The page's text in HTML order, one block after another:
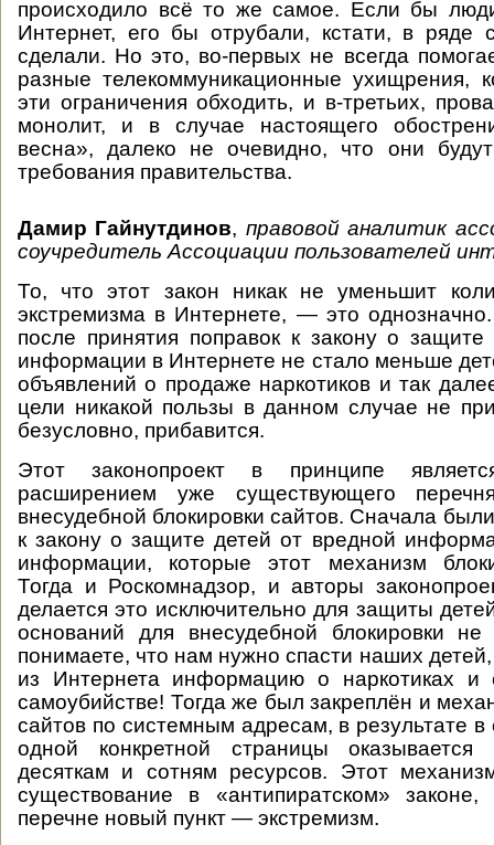
происходило всё то же самое. Если бы
Интернет, его бы отрубали, кстати, в ряде
сделали. Но это, во-первых не всегда
разные телекоммуникационные ухищрения,
эти ограничения обходить, и в-третьих,
монолит, и в случае настоящего
весна», далеко не очевидно, что они
требования правительства.
Дамир Гайнутдинов, правовой аналитик
соучредитель Ассоциации пользователей
То, что этот закон никак не уменьшит
экстремизма в Интернете, — это
после принятия поправок к закону о
информации в Интернете не стало меньше
объявлений о продаже наркотиков и так
цели никакой пользы в данном случае не
безусловно, прибавится.
Этот законопроект в принципе
расширением уже существующего
внесудебной блокировки сайтов. Сначала
к закону о защите детей от вредной
информации, которые этот механизм
Тогда и Роскомнадзор, и авторы
делается это исключительно для защиты
оснований для внесудебной блокировки
понимаете, что нам нужно спасти наших
из Интернета информацию о наркотиках и
самоубийстве! Тогда же был закреплён и
сайтов по системным адресам, в результате в
одной конкретной страницы
десяткам и сотням ресурсов. Этот
существование в «антипиратском»
перечне новый пункт — экстремизм.